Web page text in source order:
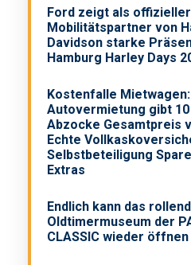
Ford zeigt als offizieller
Mobilitätspartner von
Davidson starke
Hamburg Harley Days
Kostenfalle Mietwagen:
Autovermietung gibt
Abzocke Gesamtpreis
Echte
Selbstbeteiligung
Extras
Endlich kann das
Oldtimermuseum der
CLASSIC wieder öffnen